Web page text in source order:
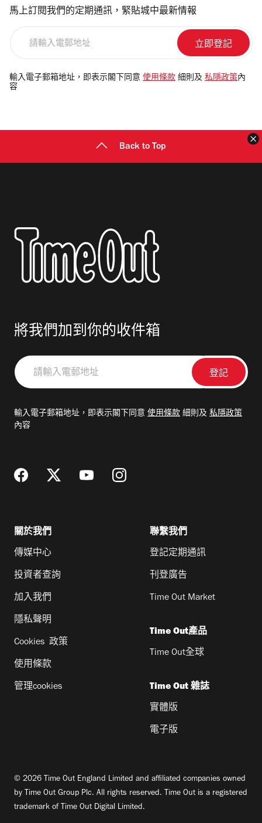
馬上訂閱我們的定期通訊，緊貼城中最新情報
電
郵
輸入電子郵箱地址，即表示閣下同意 使用條款 細則及 私隱政策 內
容
Back to Top
將我們加到你的收件箱
請
輸
郵
輸入電子郵箱地址，即表示閣下同意 使用條款 細則及 私隱政策
內容
關於我們
傳媒中心
投資者查詢
加入我們
隱私聲明
Cookies 政策
使用條款
管理cookies
聯繫我們
登記定期通訊
刊登廣告
Time Out Market
Time Out產品
Time Out全球
Time Out 雜誌
實體版
電子版
© 2026 Time Out England Limited and affiliated companies owned
by Time Out Group Plc. All rights reserved. Time Out is a registered
trademark of Time Out Digital Limited.